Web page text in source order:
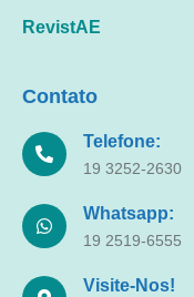
RevistAE
Contato
Telefone:
19 3252-2630
Whatsapp:
19 2519-6555
Visite-Nos!